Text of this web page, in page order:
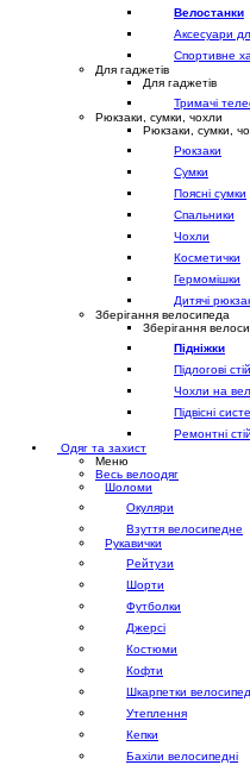
Велостанки
Аксесуари
Спортивне
Для гаджетів
Для гаджетів
Тримачі
Рюкзаки, сумки, чохли
Рюкзаки, сумки,
Рюкзаки
Сумки
Поясні сумки
Спальники
Чохли
Косметички
Гермомішки
Дитячі
Зберігання велосипеда
Зберігання
Підніжки
Підлогові
Чохли на
Підвісні
Ремонтні
Одяг та захист
Меню
Весь велоодяг
Шоломи
Окуляри
Взуття велосипедне
Рукавички
Рейтузи
Шорти
Футболки
Джерсі
Костюми
Кофти
Шкарпетки
Утеплення
Кепки
Бахіли велосипедні